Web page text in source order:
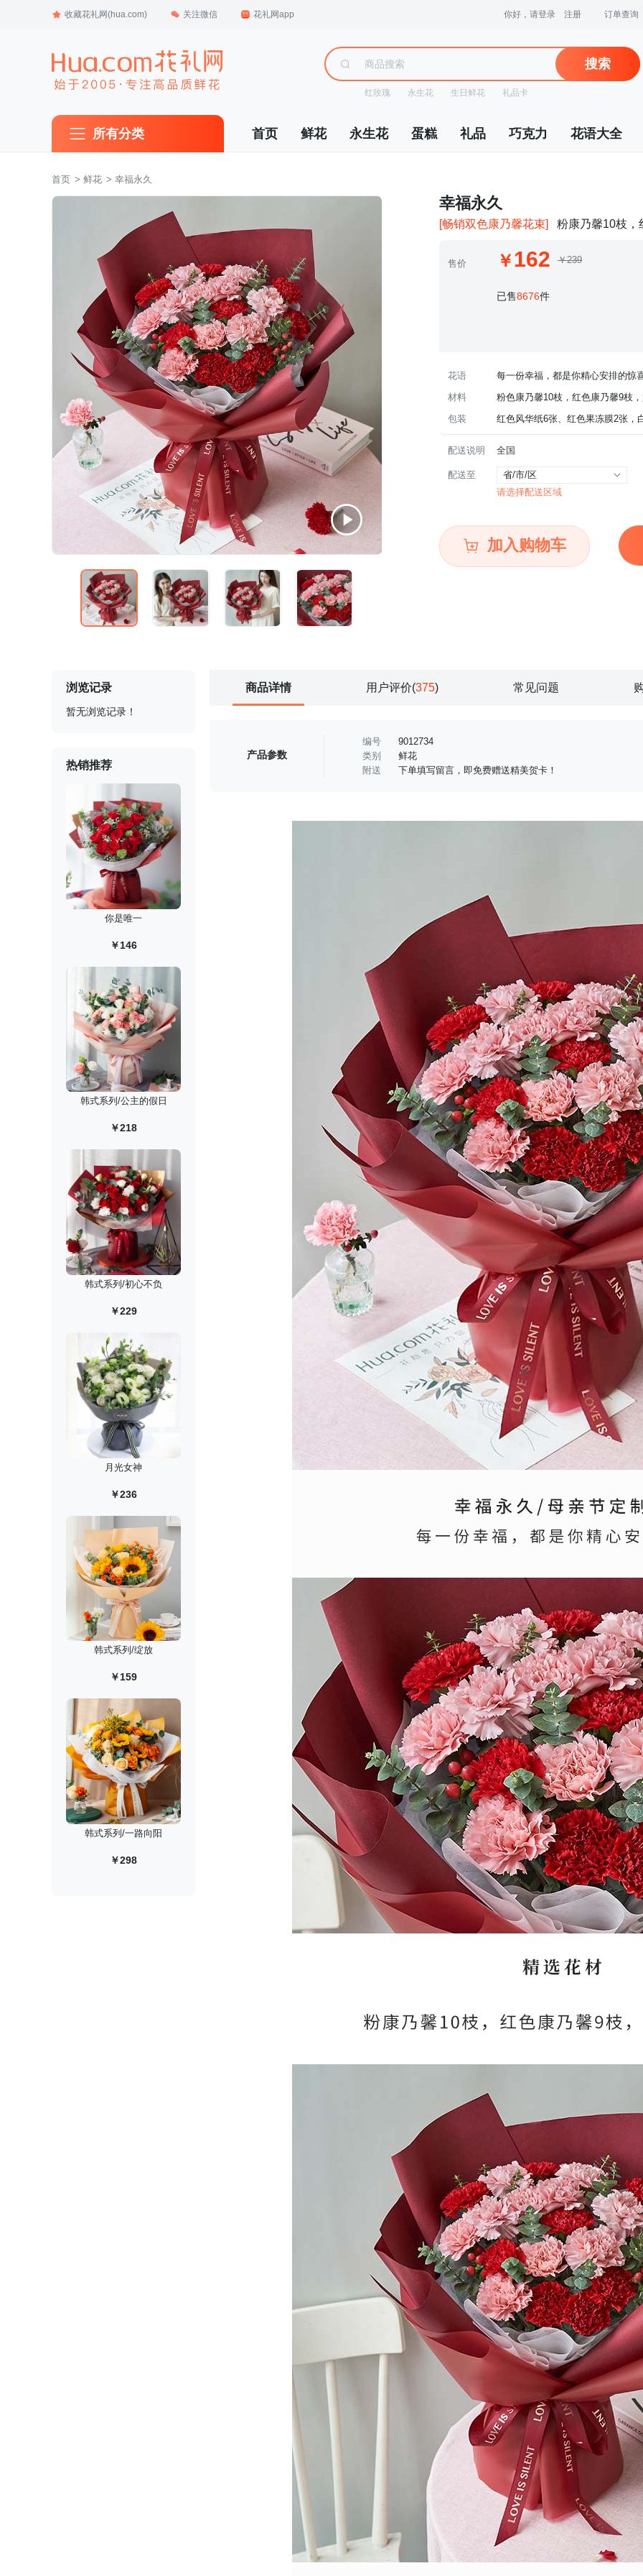
收藏花礼网(hua.com) 关注微信 花礼网app 你好，请登录 注册 订单查询
搜索
红玫瑰 永生花 生日鲜花 礼品卡
所有分类 首页 鲜花 永生花 蛋糕 礼品 巧克力 花语大全
首页 > 鲜花 > 幸福永久
幸福永久
[畅销双色康乃馨花束] 粉康乃馨10枝，
售价 162 ￥239
已售8676件
花语
每一份幸福，都是你精心安排的惊
材料
粉色康乃馨10枝，红色康乃馨9枝
包装
红色风华纸6张、红色果冻膜2张，
配送说明 全国
配送至
省/市/区
请选择配送区域
加入购物车
浏览记录
暂无浏览记录！
热销推荐
你是唯一
￥146
韩式系列/公主的假日
￥218
韩式系列/初心不负
￥229
月光女神
￥236
韩式系列/绽放
￥159
韩式系列/一路向阳
￥298
商品详情 用户评价(375) 常见问题
产品参数
编号
9012734
类别
鲜花
附送
下单填写留言，即免费赠送精美贺卡！